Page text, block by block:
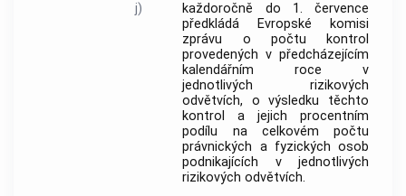
j)
každoročně do 1. července
předkládá Evropské komisi
zprávu o počtu kontrol
provedených v předcházejícím
kalendářním roce v
jednotlivých rizikových
odvětvích, o výsledku těchto
kontrol a jejich procentním
podílu na celkovém počtu
právnických a fyzických osob
podnikajících v jednotlivých
rizikových odvětvích.